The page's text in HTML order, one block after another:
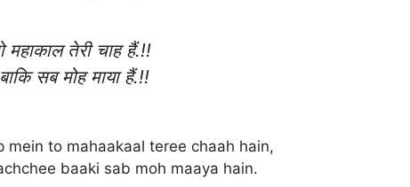
महाकाल तेरी चाह हैं.!!
सब मोह माया हैं.!!
mein to mahaakaal teree chaah hain,
baaki sab moh maaya hain.